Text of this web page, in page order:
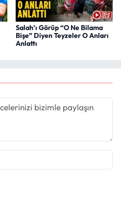
Salah’ı Görüp “O Ne Bilama
Bişe” Diyen Teyzeler O Anları
Anlattı